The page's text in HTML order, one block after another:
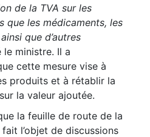
de la TVA sur les
que les médicaments, les
que d’autres
le ministre. Il a
cette mesure vise à
produits et à rétablir la
la valeur ajoutée.
la feuille de route de la
l’objet de discussions